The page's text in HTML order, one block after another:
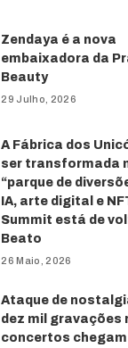
Zendaya é a nova
embaixadora da
Beauty
29 Julho, 2026
A Fábrica dos
ser transformada
“parque de
IA, arte digital e
Summit está de
Beato
26 Maio, 2026
Ataque de
dez mil gravações
concertos chegam